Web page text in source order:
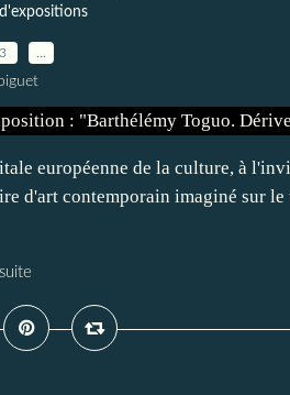
européenne de la culture, à
d'art contemporain imaginé sur le